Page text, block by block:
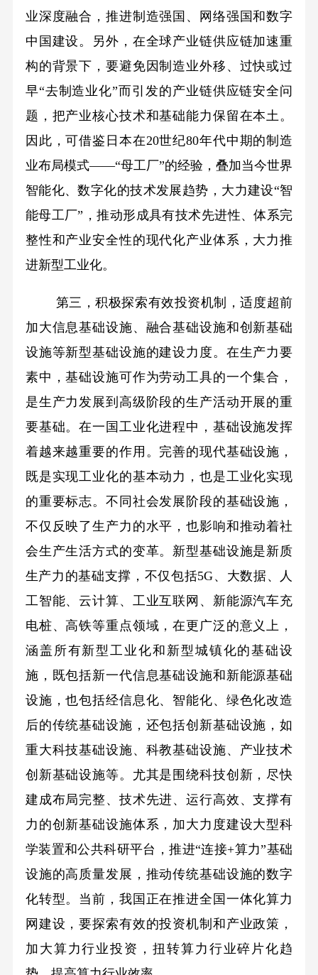
业深度融合，推进制造强国、网络强国和数字
中国建设。另外，在全球产业链供应链加速重
构的背景下，要避免因制造业外移、过快或过
早“去制造业化”而引发的产业链供应链安全问
题，把产业核心技术和基础能力保留在本土。
因此，可借鉴日本在20世纪80年代中期的制造
业布局模式——“母工厂”的经验，叠加当今世界
智能化、数字化的技术发展趋势，大力建设“智
能母工厂”，推动形成具有技术先进性、体系完
整性和产业安全性的现代化产业体系，大力推
进新型工业化。
第三，积极探索有效投资机制，适度超前
加大信息基础设施、融合基础设施和创新基础
设施等新型基础设施的建设力度。在生产力要
素中，基础设施可作为劳动工具的一个集合，
是生产力发展到高级阶段的生产活动开展的重
要基础。在一国工业化进程中，基础设施发挥
着越来越重要的作用。完善的现代基础设施，
既是实现工业化的基本动力，也是工业化实现
的重要标志。不同社会发展阶段的基础设施，
不仅反映了生产力的水平，也影响和推动着社
会生产生活方式的变革。新型基础设施是新质
生产力的基础支撑，不仅包括5G、大数据、人
工智能、云计算、工业互联网、新能源汽车充
电桩、高铁等重点领域，在更广泛的意义上，
涵盖所有新型工业化和新型城镇化的基础设
施，既包括新一代信息基础设施和新能源基础
设施，也包括经信息化、智能化、绿色化改造
后的传统基础设施，还包括创新基础设施，如
重大科技基础设施、科教基础设施、产业技术
创新基础设施等。尤其是围绕科技创新，尽快
建成布局完整、技术先进、运行高效、支撑有
力的创新基础设施体系，加大力度建设大型科
学装置和公共科研平台，推进“连接+算力”基础
设施的高质量发展，推动传统基础设施的数字
化转型。当前，我国正在推进全国一体化算力
网建设，要探索有效的投资机制和产业政策，
加大算力行业投资，扭转算力行业碎片化趋